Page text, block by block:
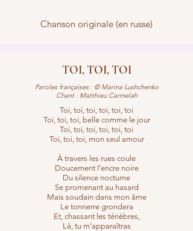
Chanson originale (en russe)
TOI, TOI, TOI
Paroles françaises : © Marina Lushchenko
Chant : Matthieu Carmelah
Toi, toi, toi, toi, toi, toi
Toi, toi, toi, belle comme le jour
Toi, toi, toi, toi, toi, toi
Toi, toi, toi, mon seul amour
À travers les rues coule
Doucement l’encre noire
Du silence nocturne
Se promenant au hasard
Mais soudain dans mon âme
Le tonnerre grondera
Et, chassant les ténèbres,
Là, tu m’apparaîtras